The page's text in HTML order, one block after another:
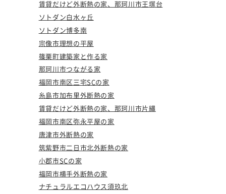
賃貸だけど外断熱の家、那珂川市王塚台
ソトダン白水ヶ丘
ソトダン博多南
宗像市理想の平屋
篠栗町建築家と作る家
那珂川市つながる家
福岡市南区三宅SCの家
糸島市加布里外断熱の家
賃貸だけど外断熱の家、那珂川市片縄
福岡市南区弥永平屋の家
唐津市外断熱の家
筑紫野市二日市北外断熱の家
小郡市SCの家
福岡市横手外断熱の家
ナチュラルエコハウス須玖北